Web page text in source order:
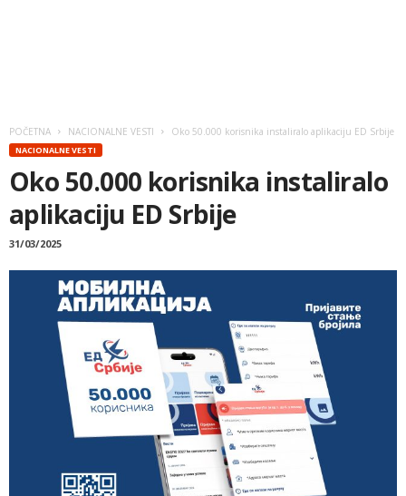
POČETNA NACIONALNE VESTI Oko 50.000 korisnika instaliralo aplikaciju ED Srbije
NACIONALNE VESTI
Oko 50.000 korisnika instaliralo
aplikaciju ED Srbije
31/03/2025